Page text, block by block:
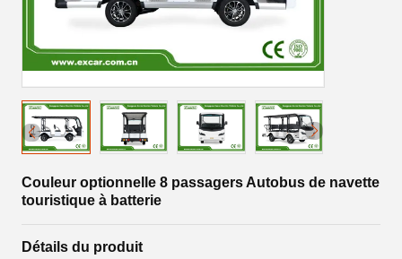
Couleur optionnelle 8 passagers Autobus de navette
touristique à batterie
Détails du produit